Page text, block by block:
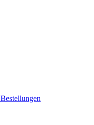
Bestellungen